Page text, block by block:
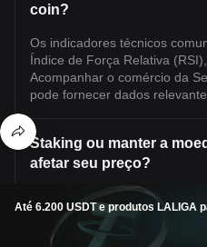
coin?
Os indicadores técnicos
Índice de Força Relativa
Acompanhar o comércio da
pode fornecer dados
Staking ou manter a
afetar seu preço?
Se a moeda Seeker suporta
reduzir a oferta em
positivamente o preço.
Até 6.200 USDT e produtos LALIGA